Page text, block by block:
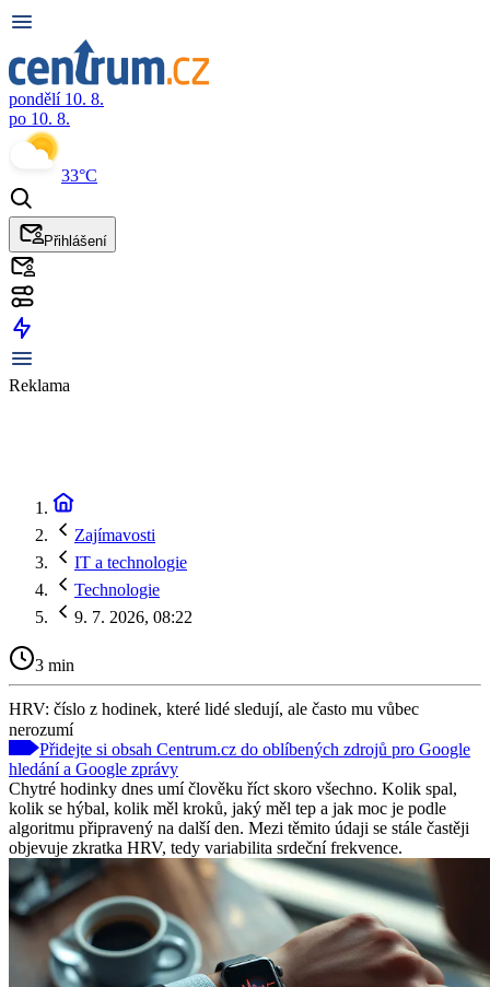
pondělí 10. 8.
po 10. 8.
33°C
Přihlášení
Reklama
Zajímavosti
IT a technologie
Technologie
9. 7. 2026, 08:22
3 min
HRV: číslo z hodinek, které lidé sledují, ale často mu vůbec
nerozumí
Přidejte si obsah Centrum.cz do oblíbených zdrojů pro Google
hledání a Google zprávy
Chytré hodinky dnes umí člověku říct skoro všechno. Kolik spal,
kolik se hýbal, kolik měl kroků, jaký měl tep a jak moc je podle
algoritmu připravený na další den. Mezi těmito údaji se stále častěji
objevuje zkratka HRV, tedy variabilita srdeční frekvence.